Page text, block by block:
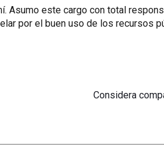
Asumo este cargo con total
por el buen uso de los recursos
Considera